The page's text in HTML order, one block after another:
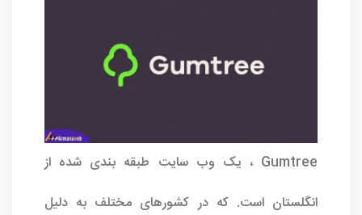
Gumtree ، یک وب سایت طبقه بندی شده از
انگلستان است. که در کشورهای مختلف به دلیل